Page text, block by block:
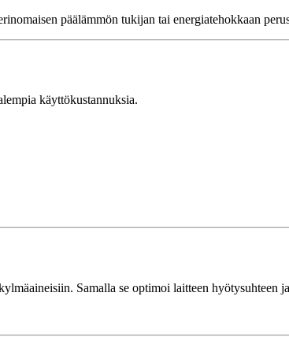
päälämmön tukijan tai energiatehokkaan
käyttökustannuksia.
Samalla se optimoi laitteen hyötysuhteen